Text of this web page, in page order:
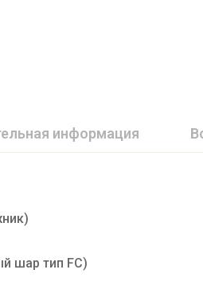
информация
шар тип FC)